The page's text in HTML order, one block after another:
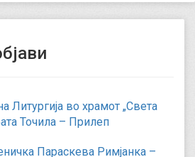
Литургија во храмот „Света
Точила – Прилеп
Параскева Римјанка –